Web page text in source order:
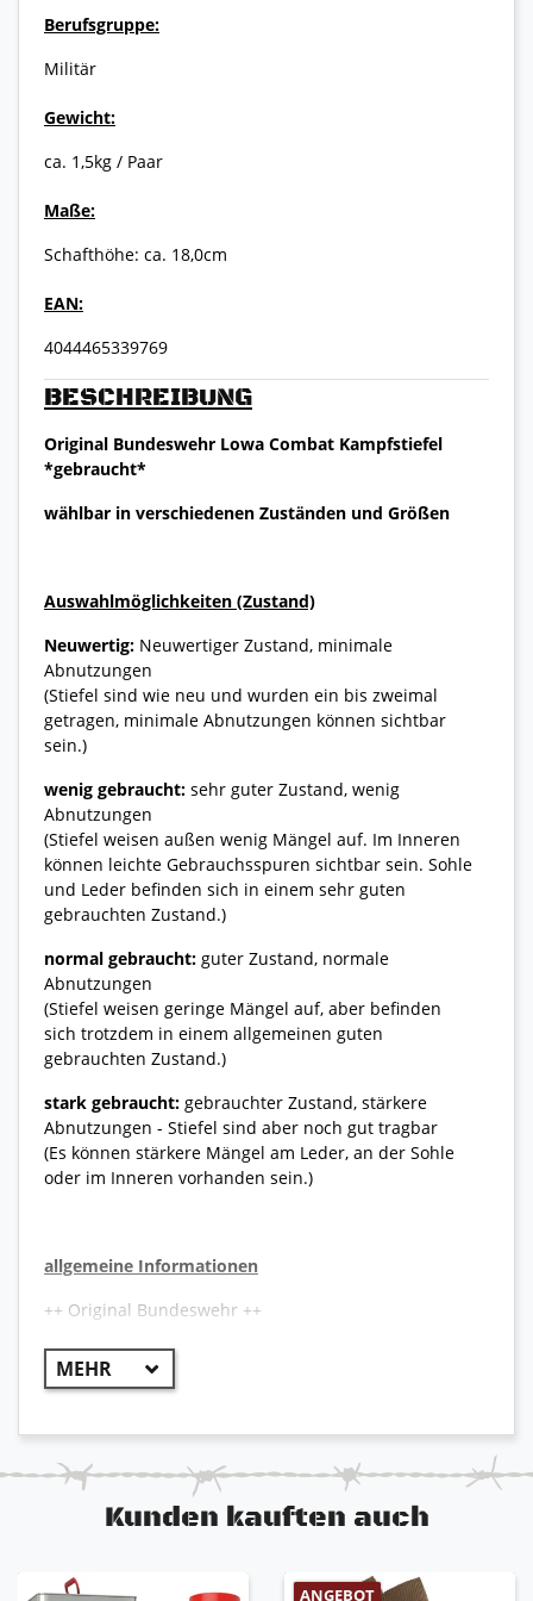
BESCHREIBUNG
Original Bundeswehr Lowa Combat Kampfstiefel
*gebraucht*
wählbar in verschiedenen Zuständen und Größen
Auswahlmöglichkeiten (Zustand)
Neuwertig: Neuwertiger Zustand, minimale
Abnutzungen
(Stiefel sind wie neu und wurden ein bis zweimal
getragen, minimale Abnutzungen können sichtbar
sein.)
wenig gebraucht: sehr guter Zustand, wenig
Abnutzungen
(Stiefel weisen außen wenig Mängel auf. Im Inneren
können leichte Gebrauchsspuren sichtbar sein. Sohle
und Leder befinden sich in einem sehr guten
gebrauchten Zustand.)
normal gebraucht: guter Zustand, normale
Abnutzungen
(Stiefel weisen geringe Mängel auf, aber befinden
sich trotzdem in einem allgemeinen guten
gebrauchten Zustand.)
stark gebraucht: gebrauchter Zustand, stärkere
Abnutzungen - Stiefel sind aber noch gut tragbar
(Es können stärkere Mängel am Leder, an der Sohle
oder im Inneren vorhanden sein.)
allgemeine Informationen
++ Original Bundeswehr ++
Der aktuelle Lowa Kampfstiefel in schwerer
Ausführung wird zukünftig als Ersatz für den
kommen. Er ist sehr robust, widerstandsfähig und
wasserabweisend und atmungsaktiv.
Aus Beständen der Bundeswehr
glatten, hydrophobierten Waterproofleder,
Berufsgruppe:
Militär
Gewicht:
ca. 1,5kg / Paar
Maße:
Schafthöhe: ca. 18,0cm
EAN:
4044465339769
Kunden kauften auch
ANGEBOT